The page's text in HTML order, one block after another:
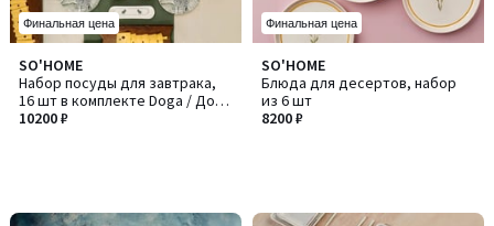
Финальная цена
SO'HOME
Набор посуды для завтрака,
16 шт в комплекте Doga / Дога
16
10200 ₽
Финальная цена
SO'HOME
Блюда для десертов, набор
из 6 шт
8200 ₽